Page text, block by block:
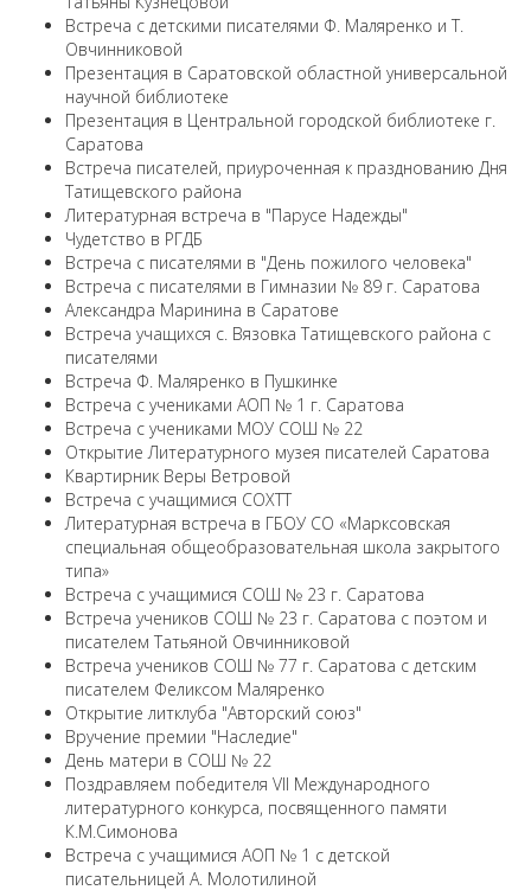
Встреча с детскими писателями Ф. Маляренко и Т.
Овчинниковой
Презентация в Саратовской областной универсальной
научной библиотеке
Презентация в Центральной городской библиотеке г.
Саратова
Встреча писателей, приуроченная к празднованию Дня
Татищевского района
Литературная встреча в "Парусе Надежды"
Чудетство в РГДБ
Встреча с писателями в "День пожилого человека"
Встреча с писателями в Гимназии № 89 г. Саратова
Александра Маринина в Саратове
Встреча учащихся с. Вязовка Татищевского района с
писателями
Встреча Ф. Маляренко в Пушкинке
Встреча с учениками АОП № 1 г. Саратова
Встреча с учениками МОУ СОШ № 22
Открытие Литературного музея писателей Саратова
Квартирник Веры Ветровой
Встреча с учащимися СОХТТ
Литературная встреча в ГБОУ СО «Марксовская
специальная общеобразовательная школа закрытого
типа»
Встреча с учащимися СОШ № 23 г. Саратова
Встреча учеников СОШ № 23 г. Саратова с поэтом и
писателем Татьяной Овчинниковой
Встреча учеников СОШ № 77 г. Саратова с детским
писателем Феликсом Маляренко
Открытие литклуба "Авторский союз"
Вручение премии "Наследие"
День матери в СОШ № 22
Поздравляем победителя VII Международного
литературного конкурса, посвященного памяти
К.М.Симонова
Встреча с учащимися АОП № 1 с детской
писательницей А. Молотилиной